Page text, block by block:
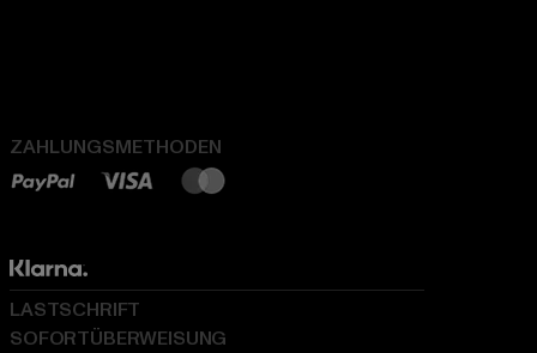
ZAHLUNGSMETHODEN
LASTSCHRIFT
SOFORTÜBERWEISUNG